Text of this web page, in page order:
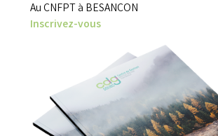
Au CNFPT à BESANCON
Inscrivez-vous